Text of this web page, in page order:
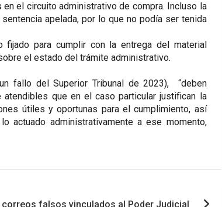
el circuito administrativo de compra. Incluso la
apelada, por lo que no podía ser tenida
para cumplir con la entrega del material
el estado del trámite administrativo.
fallo del Superior Tribunal de 2023), “deben
que en el caso particular justifican la
útiles y oportunas para el cumplimiento, así
actuado administrativamente a ese momento,
falsos vinculados al Poder Judicial